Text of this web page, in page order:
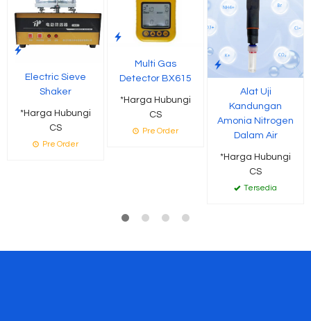
Electric Sieve
Shaker
*Harga Hubungi
CS
Pre Order
Multi Gas
Detector BX615
*Harga Hubungi
CS
Pre Order
Alat Uji
Kandungan
Amonia Nitrogen
Dalam Air
*Harga Hubungi
CS
Tersedia